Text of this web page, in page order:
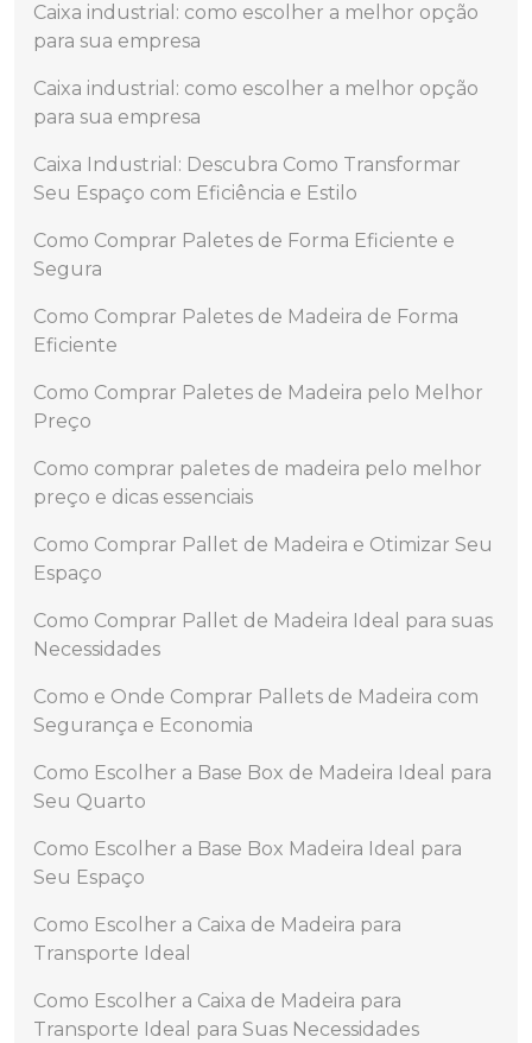
Caixa industrial: como escolher a melhor opção
para sua empresa
Caixa industrial: como escolher a melhor opção
para sua empresa
Caixa Industrial: Descubra Como Transformar
Seu Espaço com Eficiência e Estilo
Como Comprar Paletes de Forma Eficiente e
Segura
Como Comprar Paletes de Madeira de Forma
Eficiente
Como Comprar Paletes de Madeira pelo Melhor
Preço
Como comprar paletes de madeira pelo melhor
preço e dicas essenciais
Como Comprar Pallet de Madeira e Otimizar Seu
Espaço
Como Comprar Pallet de Madeira Ideal para suas
Necessidades
Como e Onde Comprar Pallets de Madeira com
Segurança e Economia
Como Escolher a Base Box de Madeira Ideal para
Seu Quarto
Como Escolher a Base Box Madeira Ideal para
Seu Espaço
Como Escolher a Caixa de Madeira para
Transporte Ideal
Como Escolher a Caixa de Madeira para
Transporte Ideal para Suas Necessidades